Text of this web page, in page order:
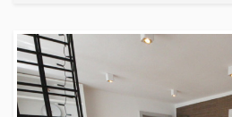
WARSZAWA